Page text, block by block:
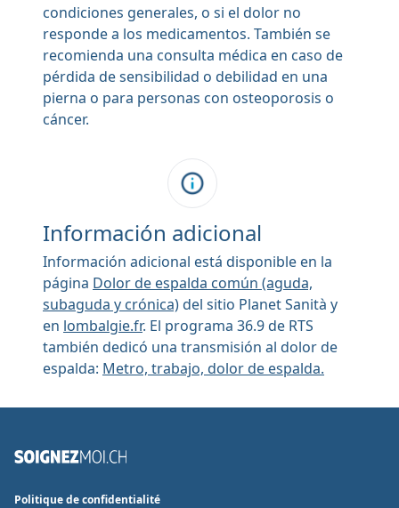
condiciones generales, o si el dolor no
responde a los medicamentos. También se
recomienda una consulta médica en caso de
pérdida de sensibilidad o debilidad en una
pierna o para personas con osteoporosis o
cáncer.
Información adicional
Información adicional está disponible en la
página Dolor de espalda común (aguda,
subaguda y crónica)del sitio Planet Sanità y
en lombalgie.fr. El programa 36.9 de RTS
también dedicó una transmisión al dolor de
espalda: Metro, trabajo, dolor de espalda.
Politique de confidentialité